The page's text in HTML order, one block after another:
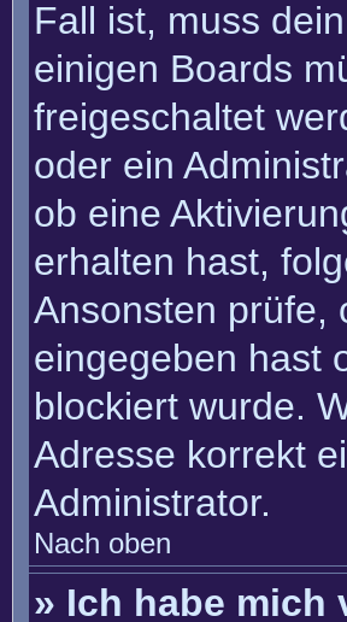
Fall ist, muss
einigen Boards
freigeschaltet
oder ein
ob eine
erhalten hast,
Ansonsten prüfe,
eingegeben hast
blockiert wurde.
Adresse korrekt
Administrator.
Nach oben
» Ich habe mich